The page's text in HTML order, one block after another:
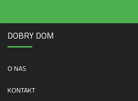
DOBRY DOM
O NAS
KONTAKT